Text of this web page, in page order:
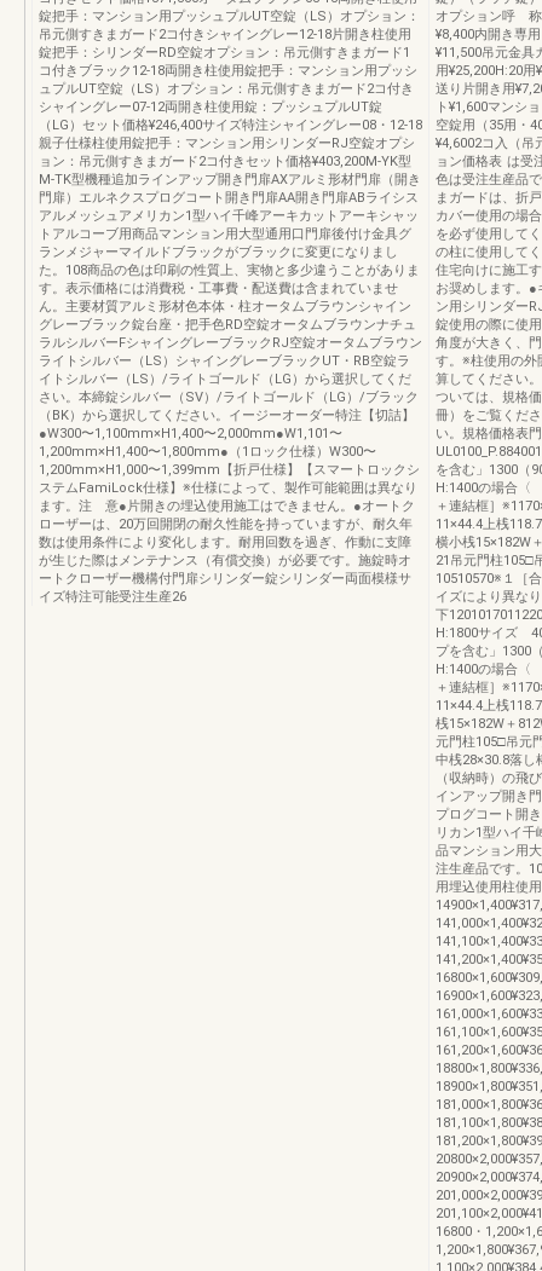
錠把手：マンション用プッシュプルUT空錠（LS）オプション：
吊元側すきまガード2コ付きシャイングレー12-18片開き柱使用
錠把手：シリンダーRD空錠オプション：吊元側すきまガード1
コ付きブラック12-18両開き柱使用錠把手：マンション用プッシ
ュプルUT空錠（LS）オプション：吊元側すきまガード2コ付き
シャイングレー07-12両開き柱使用錠：プッシュプルUT錠
（LG）セット価格¥246,400サイズ特注シャイングレー08・12-18
親子仕様柱使用錠把手：マンション用シリンダーRJ空錠オプシ
ョン：吊元側すきまガード2コ付きセット価格¥403,200M-YK型
M-TK型機種追加ラインアップ開き門扉AXアルミ形材門扉（開き
門扉）エルネクスプログコート開き門扉AA開き門扉ABライシス
アルメッシュアメリカン1型ハイ千峰アーキカットアーキシャッ
トアルコーブ用商品マンション用大型通用口門扉後付け金具グ
ランメジャーマイルドブラックがブラックに変更になりまし
た。108商品の色は印刷の性質上、実物と多少違うことがありま
す。表示価格には消費税・工事費・配送費は含まれていませ
ん。主要材質アルミ形材色本体・柱オータムブラウンシャイン
グレーブラック錠台座・把手色RD空錠オータムブラウンナチュ
ラルシルバーFシャイングレーブラックRJ空錠オータムブラウン
ライトシルバー（LS）シャイングレーブラックUT・RB空錠ラ
イトシルバー（LS）/ライトゴールド（LG）から選択してくだ
さい。本締錠シルバー（SV）/ライトゴールド（LG）/ブラック
（BK）から選択してください。イージーオーダー特注【切詰】
●W300〜1,100mm×H1,400〜2,000mm●W1,101〜
1,200mm×H1,400〜1,800mm●（1ロック仕様）W300〜
1,200mm×H1,000〜1,399mm【折戸仕様】【スマートロックシ
ステムFamiLock仕様】※仕様によって、製作可能範囲は異なり
ます。注 意●片開きの埋込使用施工はできません。●オートク
ローザーは、20万回開閉の耐久性能を持っていますが、耐久年
数は使用条件により変化します。耐用回数を過ぎ、作動に支障
が生じた際はメンテナンス（有償交換）が必要です。施錠時オ
ートクローザー機構付門扉シリンダー錠シリンダー両面模様サ
イズ特注可能受注生産26
オプション呼
¥8,400内開き専
¥11,500吊元金具
用¥25,200H:20用
送り片開き用
ト¥1,600マンシ
空錠用（35用・
¥4,6002コ入（吊
ョン価格表 は受
色は受注生産品
まガードは、折
カバー使用の場
を必ず使用して
の柱に使用して
住宅向けに施工
お奨めします。●
ン用シリンダー
錠使用の際に使
角度が大きく、
す。※柱使用の外
算してください
ついては、規格
冊）をご覧くだ
い。規格価格表
を含む」1300（
H:1400の場合〈
＋連結框］
11×44.4上桟
横小桟15×182W
21吊元門柱105□
10510570※１［
イズにより異な
下
H:1800サイズ
プを含む」1300
H:1400の場合〈
＋連結框］
11×44.4上桟
桟15×182W＋
元門柱105□吊元
中桟28×30.8落し
（収納時）の飛
インアップ開き
プログコート開
リカン1型ハイ
品マンション用
注生産品です。
用埋込使用柱使
16800・